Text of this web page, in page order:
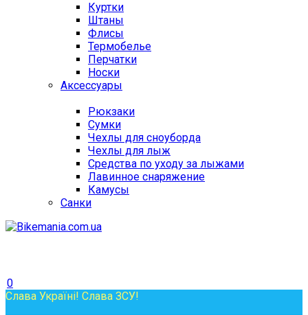
Куртки
Штаны
Флисы
Термобелье
Перчатки
Носки
Аксессуары
Рюкзаки
Сумки
Чехлы для сноуборда
Чехлы для лыж
Средства по уходу за лыжами
Лавинное снаряжение
Камусы
Санки
0
Слава Україні! Слава ЗСУ!